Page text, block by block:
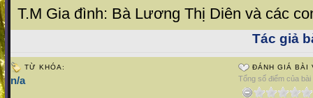
T.M Gia đình: Bà Lương Thị Diên và các
Tác giả
TỪ KHÓA:
n/a
ĐÁNH GIÁ BÀI
Tổng số điểm của